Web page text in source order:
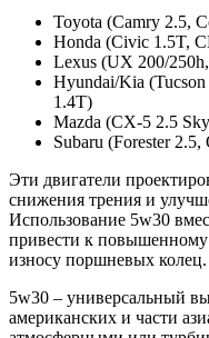
Toyota (Camry 2.5,
Honda (Civic 1.5T,
Lexus (UX 200/
Hyundai/Kia (Tucson
1.4T)
Mazda (CX-5 2.5
Subaru (Forester
Эти двигатели
снижения трения и
Использование 5w30
привести к повышенному
износу поршневых колец.
5w30 – универсальный
американских и части